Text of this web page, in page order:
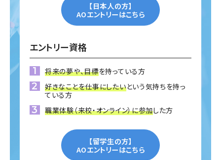
【日本人の方】
AOエントリーはこちら
エントリー資格
将来の夢や、目標を持っている方
好きなことを仕事にしたいという気持ちを持っ
ている方
職業体験（来校・オンライン）に参加した方
【留学生の方】
AOエントリーはこちら